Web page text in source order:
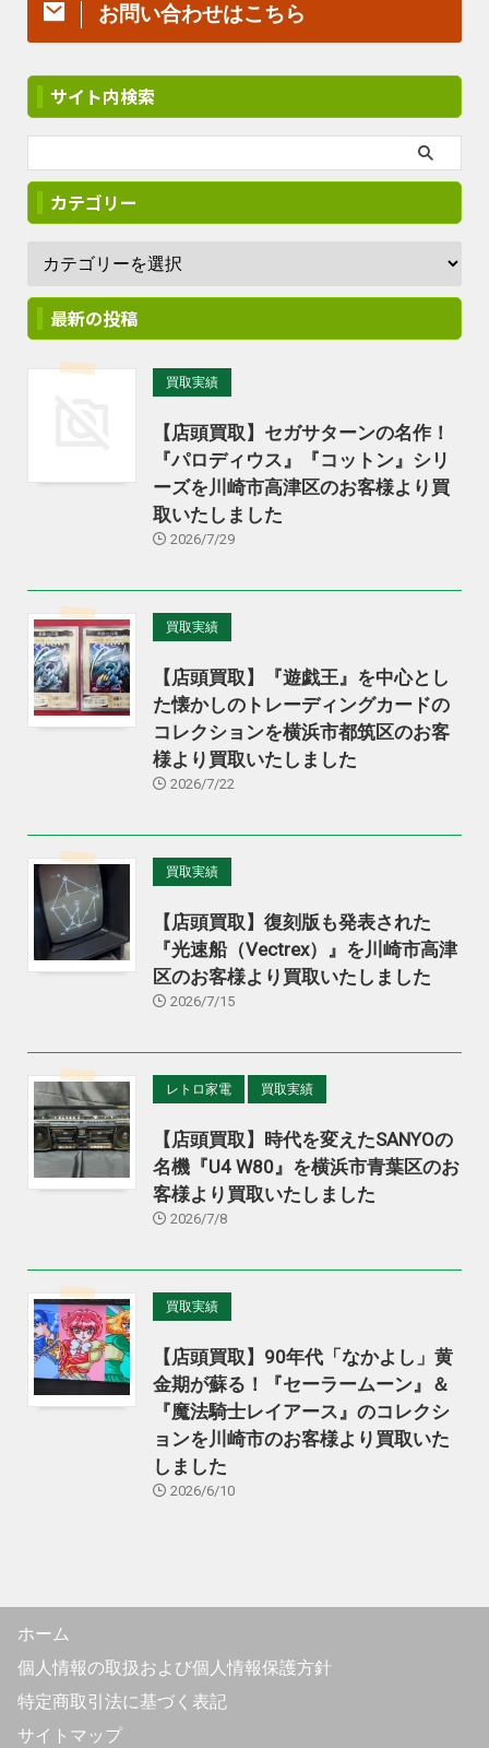
お問い合わせはこちら
サイト内検索
カテゴリー
最新の投稿
買取実績
【店頭買取】セガサターンの名作！
『パロディウス』『コットン』シリ
ーズを川崎市高津区のお客様より買
取いたしました
2026/7/29
買取実績
【店頭買取】『遊戯王』を中心とし
た懐かしのトレーディングカードの
コレクションを横浜市都筑区のお客
様より買取いたしました
2026/7/22
買取実績
【店頭買取】復刻版も発表された
『光速船（Vectrex）』を川崎市高津
区のお客様より買取いたしました
2026/7/15
レトロ家電 買取実績
【店頭買取】時代を変えたSANYOの
名機『U4 W80』を横浜市青葉区のお
客様より買取いたしました
2026/7/8
買取実績
【店頭買取】90年代「なかよし」黄
金期が蘇る！『セーラームーン』＆
『魔法騎士レイアース』のコレクシ
ョンを川崎市のお客様より買取いた
しました
2026/6/10
ホーム
個人情報の取扱および個人情報保護方針
特定商取引法に基づく表記
サイトマップ